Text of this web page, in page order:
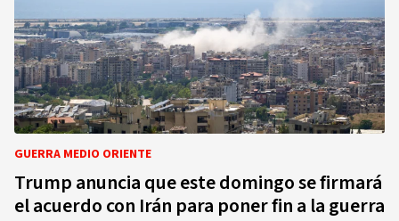
GUERRA MEDIO ORIENTE
Trump anuncia que este domingo se firmará
el acuerdo con Irán para poner fin a la guerra